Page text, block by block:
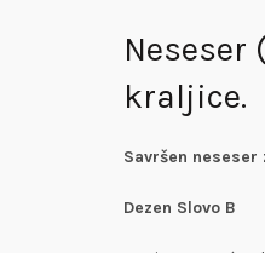
Neseser
kraljice.
Savršen
Dezen Slovo B